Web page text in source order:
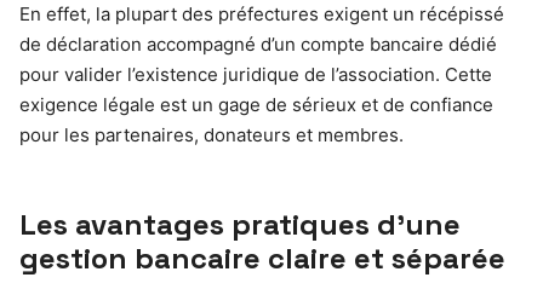
En effet, la plupart des préfectures exigent un récépissé
de déclaration accompagné d’un compte bancaire dédié
pour valider l’existence juridique de l’association. Cette
exigence légale est un gage de sérieux et de confiance
pour les partenaires, donateurs et membres.
Les avantages pratiques d’une
gestion bancaire claire et séparée